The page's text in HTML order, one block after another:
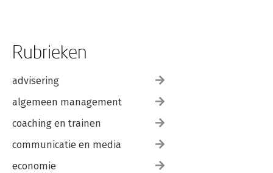
Rubrieken
advisering
algemeen management
coaching en trainen
communicatie en media
economie